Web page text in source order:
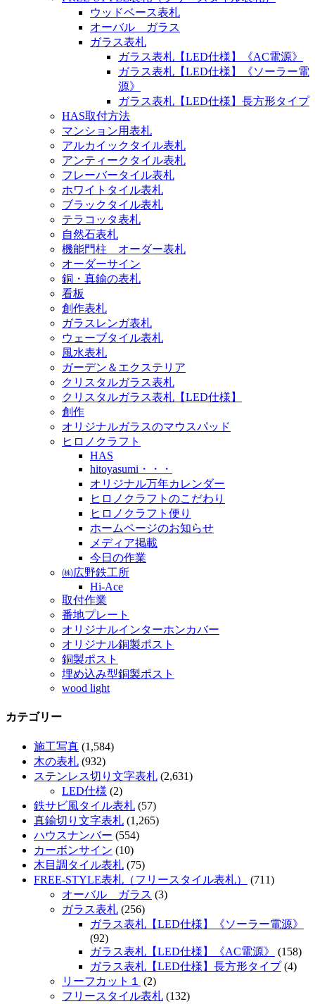
ウッドベース表札
オーバル ガラス
ガラス表札
ガラス表札【LED仕様】《AC電源》
ガラス表札【LED仕様】《ソーラー電
源》
ガラス表札【LED仕様】長方形タイプ
HAS取付方法
マンション用表札
アルカイックタイル表札
アンティークタイル表札
フレーバータイル表札
ホワイトタイル表札
ブラックタイル表札
テラコッタ表札
自然石表札
機能門柱 オーダー表札
オーダーサイン
銅・真鍮の表札
看板
創作表札
ガラスレンガ表札
ウェーブタイル表札
風水表札
ガーデン＆エクステリア
クリスタルガラス表札
クリスタルガラス表札【LED仕様】
創作
オリジナルガラスのマウスパッド
ヒロノクラフト
HAS
hitoyasumi・・・
オリジナル万年カレンダー
ヒロノクラフトのこだわり
ヒロノクラフト便り
ホームページのお知らせ
メディア掲載
今日の作業
㈱広野鉄工所
Hi-Ace
取付作業
番地プレート
オリジナルインターホンカバー
オリジナル銅製ポスト
銅製ポスト
埋め込み型銅製ポスト
wood light
カテゴリー
施工写真 (1,584)
木の表札 (932)
ステンレス切り文字表札 (2,631)
LED仕様 (2)
鉄サビ風タイル表札 (57)
真鍮切り文字表札 (1,265)
ハウスナンバー (554)
カーボンサイン (10)
木目調タイル表札 (75)
FREE-STYLE表札（フリースタイル表札）
(711)
オーバル ガラス (3)
ガラス表札 (256)
ガラス表札【LED仕様】《ソーラー電源》
(92)
ガラス表札【LED仕様】《AC電源》
(158)
ガラス表札【LED仕様】長方形タイプ(4)
リーフカット１
(2)
フリースタイル表札 (132)